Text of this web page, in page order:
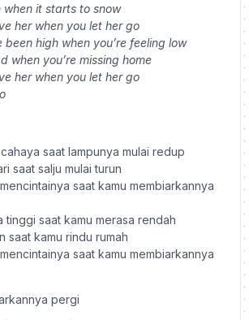
when it starts to snow
her when you let her go
been high when you’re feeling low
when you’re missing home
her when you let her go
saat lampunya mulai redup
saat salju mulai turun
saat kamu membiarkannya
tinggi saat kamu merasa rendah
saat kamu rindu rumah
saat kamu membiarkannya
pergi